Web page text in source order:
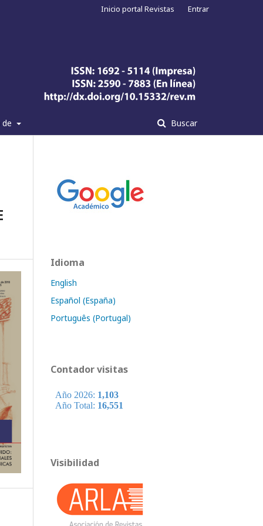
de Buscar
Inicio portal Revistas Entrar
Idioma
English
Español (España)
Português (Portugal)
Contador visitas
Visibilidad